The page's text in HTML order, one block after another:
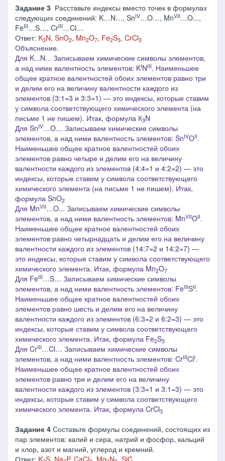
Задание 3 Расставьте индексы вместо точек в формулах
следующих соединений: K…N…, SnIV…O…, MnVII…O...,
FeIII…S…, CrIII…Cl…
Ответ: K3N, SnO2, Mn2O7, Fe2S3, CrCl3
Объяснение.
Для K...N... Записываем химические символы элементов,
а над ними валентность элементов: KINIII. Наименьшее
общее кратное валентностей обоих элементов равно три
и делим его на величину валентности каждого из
элементов (3:1=3 и 3:3=1) ― это индексы, которые ставим
у символа соответствующего химического элемента (на
письме 1 не пишем). Итак, формула К3N
Для SnIV…O… Записываем химические символы
элементов, а над ними валентность элементов: SnIVOII.
Наименьшее общее кратное валентностей обоих
элементов равно четыре и делим его на величину
валентности каждого из элементов (4:4=1 и 4:2=2) ― это
индексы, которые ставим у символа соответствующего
химического элемента (на письме 1 не пишем). Итак,
формула SnO2
Для MnVII…O... Записываем химические символы
элементов, а над ними валентность элементов: MnVIIOII.
Наименьшее общее кратное валентностей обоих
элементов равно четырнадцать и делим его на величину
валентности каждого из элементов (14:7=2 и 14:2=7) ―
это индексы, которые ставим у символа соответствующего
химического элемента. Итак, формула Mn2O7
Для FeIII…S… Записываем химические символы
элементов, а над ними валентность элементов: FeIIISII.
Наименьшее общее кратное валентностей обоих
элементов равно шесть и делим его на величину
валентности каждого из элементов (6:3=2 и 6:2=3) ― это
индексы, которые ставим у символа соответствующего
химического элемента. Итак, формула Fe2S3
Для CrIII…Cl… Записываем химические символы
элементов, а над ними валентность элементов: CrIIIClI.
Наименьшее общее кратное валентностей обоих
элементов равно три и делим его на величину
валентности каждого из элементов (3:3=1 и 3:1=3) ― это
индексы, которые ставим у символа соответствующего
химического элемента. Итак, формула CrCl3
Задание 4 Составьте формулы соединений, состоящих из
пар элементов: калий и сера, натрий и фосфор, кальций
и хлор, азот и магний, углерод и кремний.